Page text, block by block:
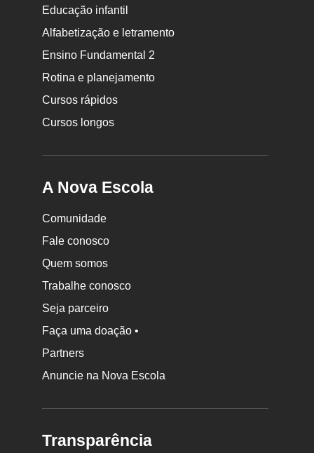
Educação infantil
Alfabetização e letramento
Ensino Fundamental 2
Rotina e planejamento
Cursos rápidos
Cursos longos
A Nova Escola
Comunidade
Fale conosco
Quem somos
Trabalhe conosco
Seja parceiro
Faça uma doação •
Partners
Anuncie na Nova Escola
Transparência